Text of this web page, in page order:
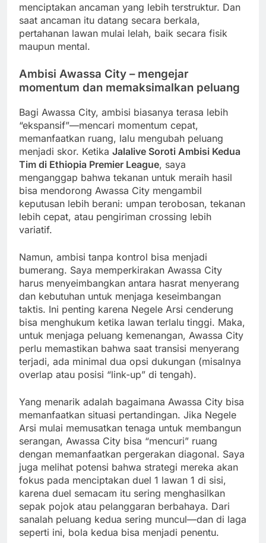
menciptakan ancaman yang lebih terstruktur. Dan
saat ancaman itu datang secara berkala,
pertahanan lawan mulai lelah, baik secara fisik
maupun mental.
Ambisi Awassa City – mengejar
momentum dan memaksimalkan peluang
Bagi Awassa City, ambisi biasanya terasa lebih
“ekspansif”—mencari momentum cepat,
memanfaatkan ruang, lalu mengubah peluang
menjadi skor. Ketika Jalalive Soroti Ambisi Kedua
Tim di Ethiopia Premier League, saya
menganggap bahwa tekanan untuk meraih hasil
bisa mendorong Awassa City mengambil
keputusan lebih berani: umpan terobosan, tekanan
lebih cepat, atau pengiriman crossing lebih
variatif.
Namun, ambisi tanpa kontrol bisa menjadi
bumerang. Saya memperkirakan Awassa City
harus menyeimbangkan antara hasrat menyerang
dan kebutuhan untuk menjaga keseimbangan
taktis. Ini penting karena Negele Arsi cenderung
bisa menghukum ketika lawan terlalu tinggi. Maka,
untuk menjaga peluang kemenangan, Awassa City
perlu memastikan bahwa saat transisi menyerang
terjadi, ada minimal dua opsi dukungan (misalnya
overlap atau posisi “link-up” di tengah).
Yang menarik adalah bagaimana Awassa City bisa
memanfaatkan situasi pertandingan. Jika Negele
Arsi mulai memusatkan tenaga untuk membangun
serangan, Awassa City bisa “mencuri” ruang
dengan memanfaatkan pergerakan diagonal. Saya
juga melihat potensi bahwa strategi mereka akan
fokus pada menciptakan duel 1 lawan 1 di sisi,
karena duel semacam itu sering menghasilkan
sepak pojok atau pelanggaran berbahaya. Dari
sanalah peluang kedua sering muncul—dan di laga
seperti ini, bola kedua bisa menjadi penentu.